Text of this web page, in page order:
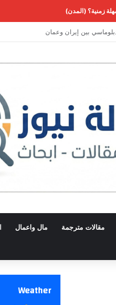
زمنية؟ (المدن)
مقالات مترجمة مال واعمال
Weather